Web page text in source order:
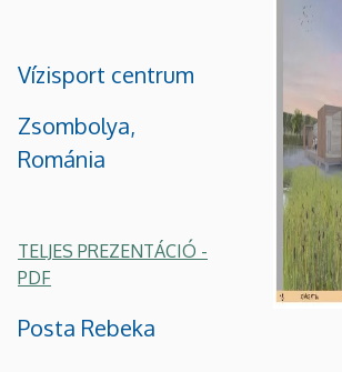
Vízisport centrum
Zsombolya,
Románia
TELJES PREZENTÁCIÓ -
PDF
Posta Rebeka